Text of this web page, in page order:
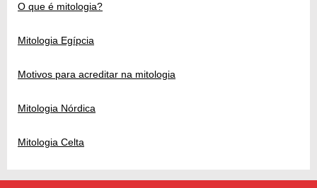
O que é mitologia?
Mitologia Egípcia
Motivos para acreditar na mitologia
Mitologia Nórdica
Mitologia Celta